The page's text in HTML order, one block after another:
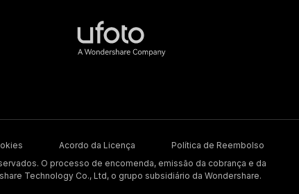
Acordo da Licença Política de Reembolso
O processo de encomenda, emissão da cobrança e da
Technology Co., Ltd, o grupo subsidiário da Wondershare.